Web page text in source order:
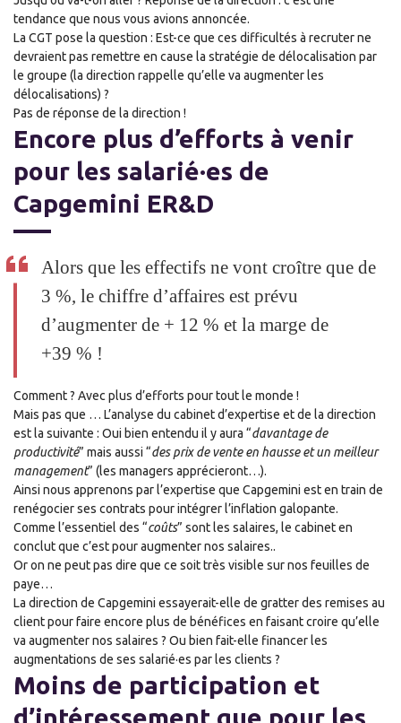
tendance que nous vous avions annoncée.
La CGT pose la question : Est-ce que ces difficultés à recruter ne
devraient pas remettre en cause la stratégie de délocalisation par
le groupe (la direction rappelle qu’elle va augmenter les
délocalisations) ?
Pas de réponse de la direction !
Encore plus d’efforts à venir
pour les salarié·es de
Capgemini ER&D
Alors que les effectifs ne vont croître que de
3 %, le chiffre d’affaires est prévu
d’augmenter de + 12 % et la marge de
+39 % !
Comment ? Avec plus d’efforts pour tout le monde !
Mais pas que … L’analyse du cabinet d’expertise et de la direction
est la suivante : Oui bien entendu il y aura “davantage de
productivité” mais aussi “des prix de vente en hausse et un meilleur
management” (les managers apprécieront…).
Ainsi nous apprenons par l’expertise que Capgemini est en train de
renégocier ses contrats pour intégrer l’inflation galopante.
Comme l’essentiel des “coûts” sont les salaires, le cabinet en
conclut que c’est pour augmenter nos salaires..
Or on ne peut pas dire que ce soit très visible sur nos feuilles de
paye…
La direction de Capgemini essayerait-elle de gratter des remises au
client pour faire encore plus de bénéfices en faisant croire qu’elle
va augmenter nos salaires ? Ou bien fait-elle financer les
augmentations de ses salarié·es par les clients ?
Moins de participation et
d’intéressement que pour les